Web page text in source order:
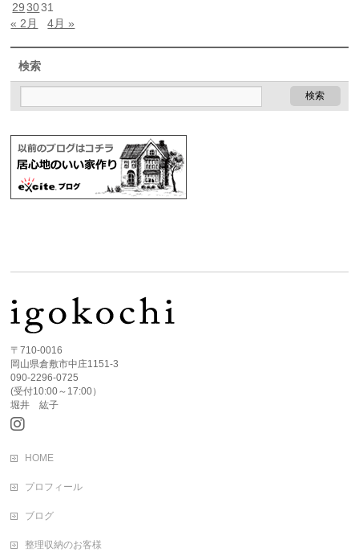
29 3031
« 2月
4月 »
検索
〒710-0016
岡山県倉敷市中庄1151-3
090-2296-0725
(受付10:00～17:00）
堀井 紘子
HOME
プロフィール
ブログ
整理収納のお客様